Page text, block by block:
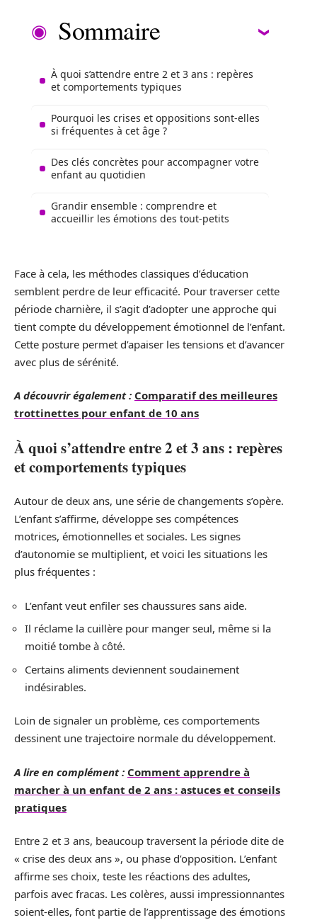
Sommaire
À quoi s’attendre entre 2 et 3 ans : repères
et comportements typiques
Pourquoi les crises et oppositions sont-elles
si fréquentes à cet âge ?
Des clés concrètes pour accompagner votre
enfant au quotidien
Grandir ensemble : comprendre et
accueillir les émotions des tout-petits
Face à cela, les méthodes classiques d’éducation
semblent perdre de leur efficacité. Pour traverser cette
période charnière, il s’agit d’adopter une approche qui
tient compte du développement émotionnel de l’enfant.
Cette posture permet d’apaiser les tensions et d’avancer
avec plus de sérénité.
A découvrir également : Comparatif des meilleures
trottinettes pour enfant de 10 ans
À quoi s’attendre entre 2 et 3 ans : repères
et comportements typiques
Autour de deux ans, une série de changements s’opère.
L’enfant s’affirme, développe ses compétences
motrices, émotionnelles et sociales. Les signes
d’autonomie se multiplient, et voici les situations les
plus fréquentes :
L’enfant veut enfiler ses chaussures sans aide.
Il réclame la cuillère pour manger seul, même si la
moitié tombe à côté.
Certains aliments deviennent soudainement
indésirables.
Loin de signaler un problème, ces comportements
dessinent une trajectoire normale du développement.
A lire en complément : Comment apprendre à
marcher à un enfant de 2 ans : astuces et conseils
pratiques
Entre 2 et 3 ans, beaucoup traversent la période dite de
« crise des deux ans », ou phase d’opposition. L’enfant
affirme ses choix, teste les réactions des adultes,
parfois avec fracas. Les colères, aussi impressionnantes
soient-elles, font partie de l’apprentissage des émotions